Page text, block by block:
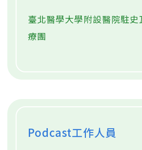
臺北醫學大學附設醫院駐史
療團
Podcast工作人員